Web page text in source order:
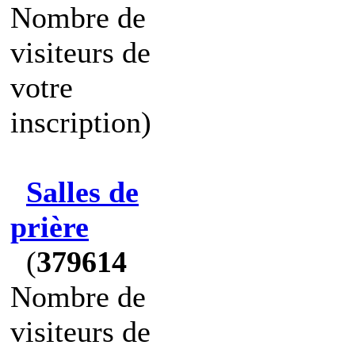
Nombre de
visiteurs de
votre
inscription)
Salles de
prière
(379614
Nombre de
visiteurs de